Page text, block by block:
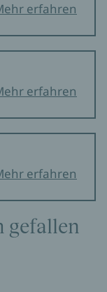
erfahren
erfahren
erfahren
gefallen